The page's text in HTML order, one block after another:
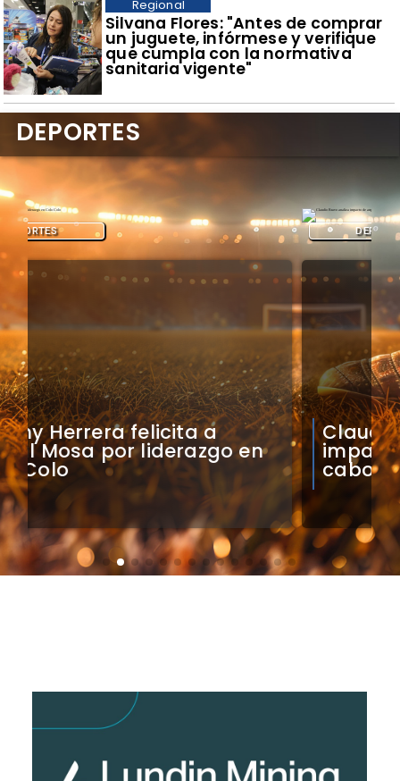
​Silvana Flores: "Antes de comprar
un juguete, infórmese y verifique
que cumpla con la normativa
sanitaria vigente"
Regional
Claudio Bravo analiza
impacto de arquero
caboverdiano en Colo Colo
DEPORTES
DEPORTES